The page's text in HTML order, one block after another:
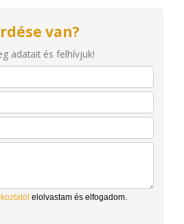
van?
adatait és felhívjuk!
elolvastam és elfogadom.